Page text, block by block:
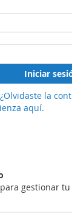
Iniciar
¿Olvidaste la
aquí.
gestionar